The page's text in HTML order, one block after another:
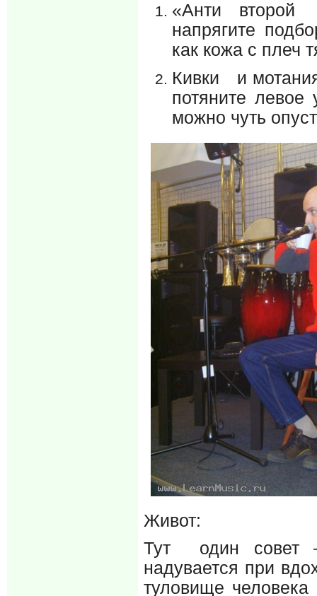
«Анти второй
напрягите
как кожа с плеч
Кивки и
потяните
можно чуть
Живот:
Тут один совет
надувается при
туловище